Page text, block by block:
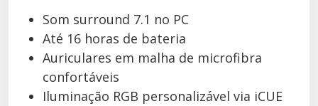
Som surround 7.1 no PC
Até 16 horas de bateria
Auriculares em malha de microfibra
confortáveis
Iluminação RGB personalizável via iCUE